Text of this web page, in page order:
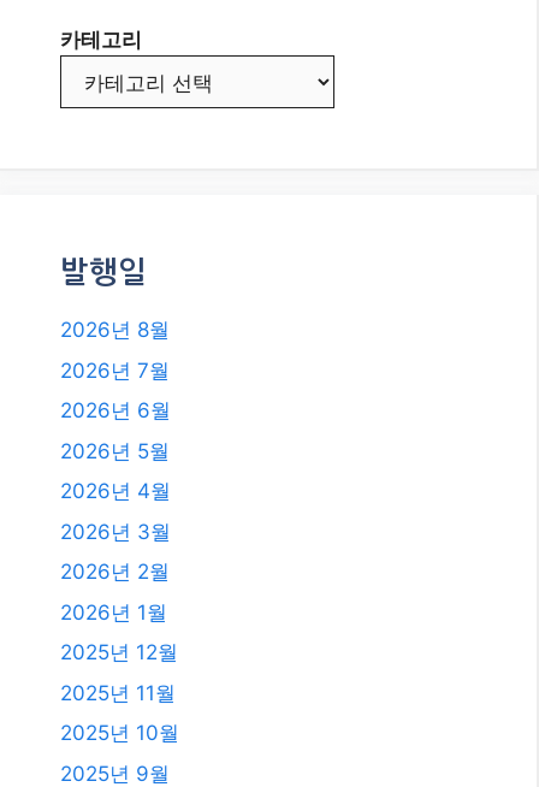
카테고리
발행일
2026년 8월
2026년 7월
2026년 6월
2026년 5월
2026년 4월
2026년 3월
2026년 2월
2026년 1월
2025년 12월
2025년 11월
2025년 10월
2025년 9월